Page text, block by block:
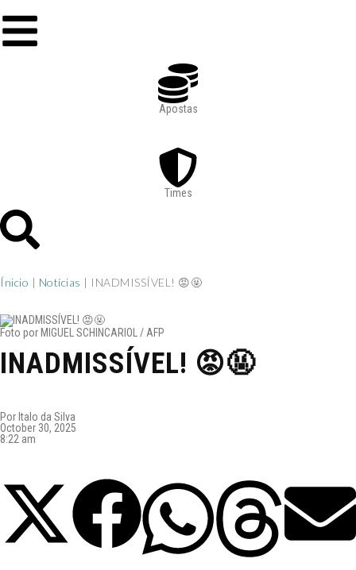
Apostas
Times
Ínicio | Notícias | INADMISSÍVEL! 😡🤬
Foto por MIGUEL SCHINCARIOL / AFP
INADMISSÍVEL! 😡🤬
Por Italo da Silva
October 30, 2025
8:22 am